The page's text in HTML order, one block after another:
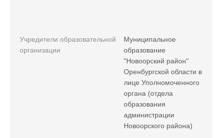
Учредители образовательной
организации
Муниципальное
образование
"Новоорский район"
Оренбургской области в
лице Уполномоченного
органа (отдела
образования
администрации
Новоорского района)